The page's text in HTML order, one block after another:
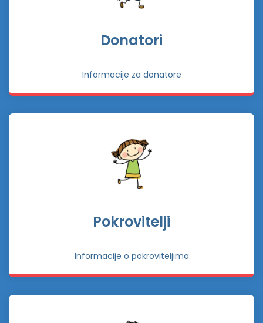
Donatori
Informacije za donatore
Pokrovitelji
Informacije o pokroviteljima